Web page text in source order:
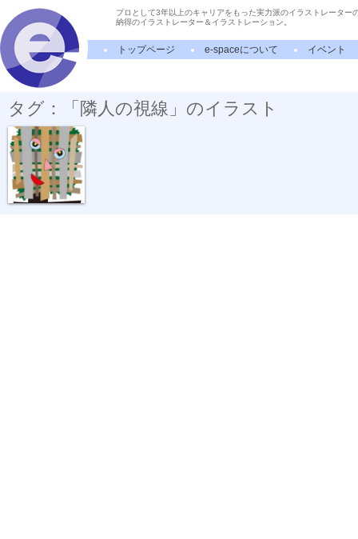
プロとして3年以上のキャリアをもった実力派のイラストレーター
納得のイラストレーター＆イラストレーション。
トップページ e-spaceについて イベント
タグ：「隣人の視線」のイラスト
隣人の視線